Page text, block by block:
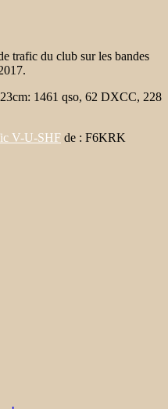
trafic du club sur les bandes
1461 qso, 62 DXCC, 228
V-U-SHF de : F6KRK